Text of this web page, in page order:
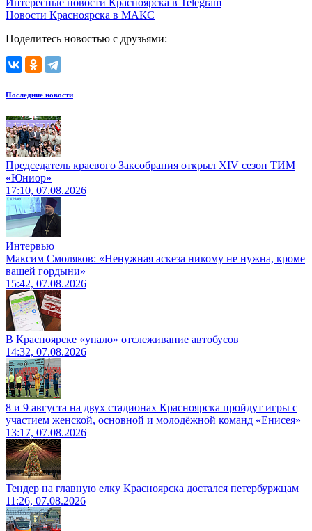
Интересные новости Красноярска в Telegram
Новости Красноярска в МАКС
Поделитесь новостью с друзьями:
Последние новости
Председатель краевого Заксобрания открыл XIV сезон ТИМ
«Юниор»
17:10, 07.08.2026
Интервью
Максим Смоляков: «Ненужная аскеза никому не нужна, кроме
вашей гордыни»
15:42, 07.08.2026
В Красноярске «упало» отслеживание автобусов
14:32, 07.08.2026
8 и 9 августа на двух стадионах Красноярска пройдут игры с
участием женской, основной и молодёжной команд «Енисея»
13:17, 07.08.2026
Тендер на главную елку Красноярска достался петербуржцам
11:26, 07.08.2026